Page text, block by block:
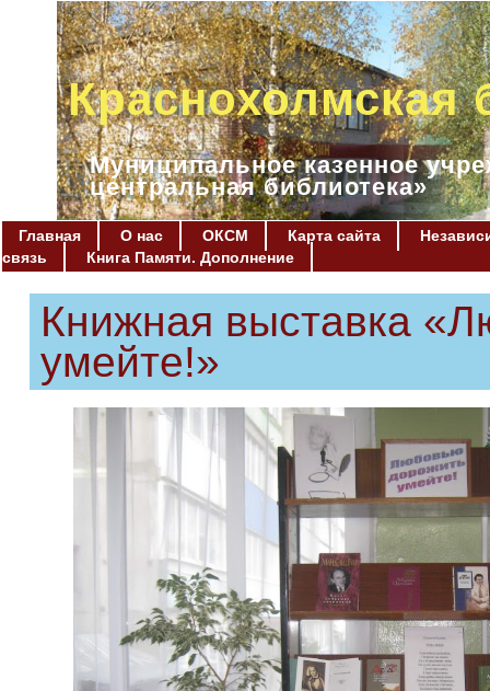
Краснохолмская
Муниципальное казенное
центральная библиотека»
Главная О нас ОКСМ Карта сайта
связь
Книга Памяти. Дополнение
Книжная выставка
умейте!»